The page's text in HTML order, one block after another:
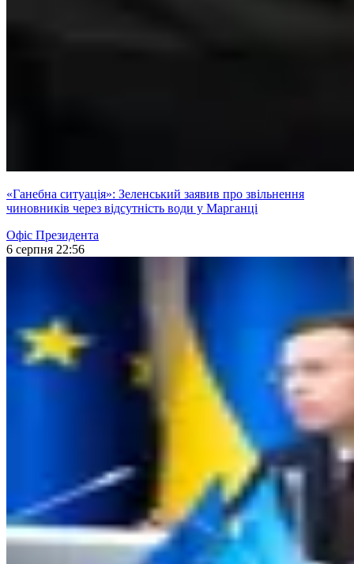
«Ганебна ситуація»: Зеленський заявив про звільнення
чиновників через відсутність води у Марганці
Офіс Президента
6 серпня 22:56